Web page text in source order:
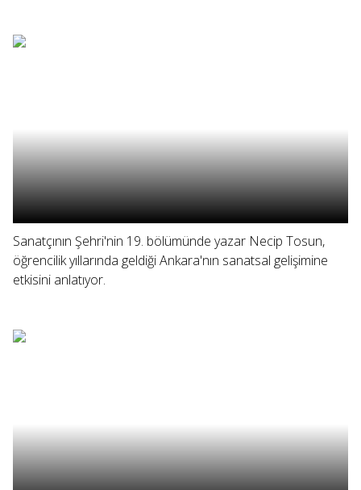
Sanatçının Şehri'nin 19. bölümünde yazar Necip Tosun,
öğrencilik yıllarında geldiği Ankara'nın sanatsal gelişimine
etkisini anlatıyor.